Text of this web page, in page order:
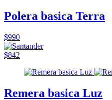
Polera basica Terra
$990
$842
Remera basica Luz